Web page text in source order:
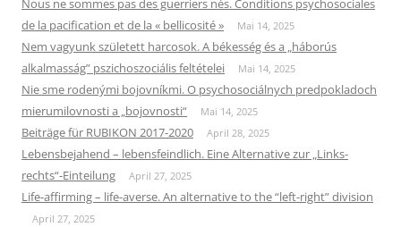
Nous ne sommes pas des guerriers nés. Conditions psychosociales
de la pacification et de la « bellicosité »
Mai 14, 2025
Nem vagyunk született harcosok. A békesség és a „háborús
alkalmasság” pszichoszociális feltételei
Mai 14, 2025
Nie sme rodenými bojovníkmi. O psychosociálnych predpokladoch
mierumilovnosti a „bojovnosti“
Mai 14, 2025
Beiträge für RUBIKON 2017-2020 April 28, 2025
Lebensbejahend – lebensfeindlich. Eine Alternative zur „Links-
rechts“-Einteilung
April 27, 2025
Life-affirming – life-averse. An alternative to the “left-right” division
April 27, 2025